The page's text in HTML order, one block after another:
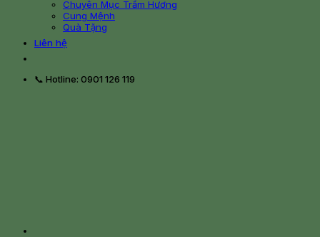
Chuyên Mục Trầm Hương
Cung Mệnh
Quà Tặng
Liên hệ
📞 Hotline: 0901 126 119